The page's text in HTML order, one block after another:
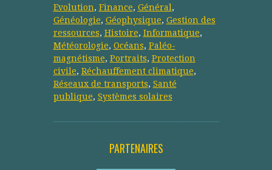
Evolution, Finance, Général ,
Généologie, Géophysique, Gestion des
ressources, Histoire, Informatique,
Météorologie, Océans, Paléo-
magnétisme, Portraits, Protection
civile, Réchauffement climatique,
Réseaux de transports, Santé
publique, Systèmes solaires
PARTENAIRES